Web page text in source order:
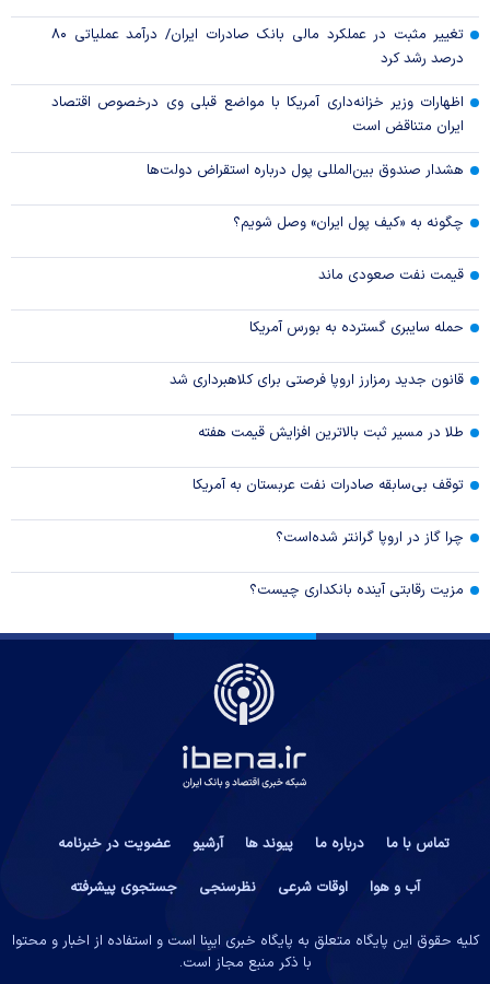
تغییر مثبت در عملکرد مالی بانک صادرات ایران/ درآمد عملیاتی ۸۰
درصد رشد کرد
اظهارات وزیر خزانه‌داری آمریکا با مواضع قبلی وی درخصوص اقتصاد
ایران متناقض است
هشدار صندوق بین‌المللی پول درباره استقراض دولت‌ها
چگونه به «کیف پول ایران» وصل شویم؟
قیمت نفت صعودی ماند
حمله سایبری گسترده به بورس آمریکا
قانون جدید رمزارز اروپا فرصتی برای کلاهبرداری شد
طلا در مسیر ثبت بالاترین افزایش قیمت هفته
توقف بی‌سابقه صادرات نفت عربستان به آمریکا
چرا گاز در اروپا گرانتر شده‌است؟
مزیت رقابتی آینده بانکداری چیست؟
تماس با ما درباره ما پیوند ها آرشیو
عضویت در خبرنامه
آب و هوا
اوقات شرعی نظرسنجی جستجوی پیشرفته
کلیه حقوق این پایگاه متعلق به پایگاه خبری ایبِنا است و استفاده از اخبار و محتوا
با ذکر منبع مجاز است.